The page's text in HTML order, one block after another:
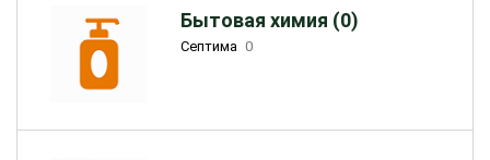
Бытовая химия (0)
Септима 0